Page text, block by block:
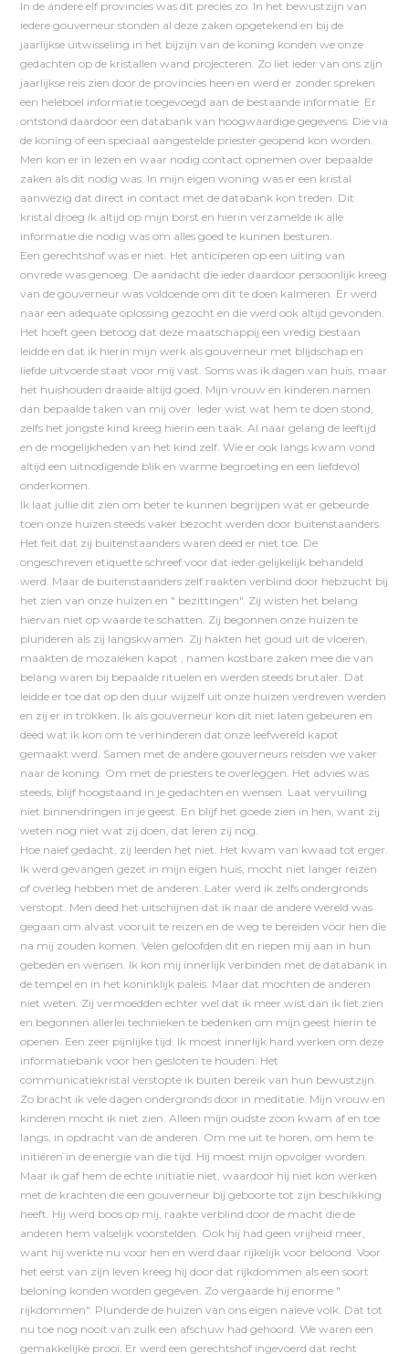
In de andere elf provincies was dit precies zo. In het bewustzijn van
iedere gouverneur stonden al deze zaken opgetekend en bij de
jaarlijkse uitwisseling in het bijzijn van de koning konden we onze
gedachten op de kristallen wand projecteren. Zo liet ieder van ons zijn
jaarlijkse reis zien door de provincies heen en werd er zonder spreken
een heleboel informatie toegevoegd aan de bestaande informatie. Er
ontstond daardoor een databank van hoogwaardige gegevens. Die via
de koning of een speciaal aangestelde priester geopend kon worden.
Men kon er in lezen en waar nodig contact opnemen over bepaalde
zaken als dit nodig was. In mijn eigen woning was er een kristal
aanwezig dat direct in contact met de databank kon treden. Dit
kristal droeg ik altijd op mijn borst en hierin verzamelde ik alle
informatie die nodig was om alles goed te kunnen besturen.
Een gerechtshof was er niet. Het anticiperen op een uiting van
onvrede was genoeg. De aandacht die ieder daardoor persoonlijk kreeg
van de gouverneur was voldoende om dit te doen kalmeren. Er werd
naar een adequate oplossing gezocht en die werd ook altijd gevonden.
Het hoeft geen betoog dat deze maatschappij een vredig bestaan
leidde en dat ik hierin mijn werk als gouverneur met blijdschap en
liefde uitvoerde staat voor mij vast. Soms was ik dagen van huis, maar
het huishouden draaide altijd goed. Mijn vrouw en kinderen namen
dan bepaalde taken van mij over. Ieder wist wat hem te doen stond,
zelfs het jongste kind kreeg hierin een taak. Al naar gelang de leeftijd
en de mogelijkheden van het kind zelf. Wie er ook langs kwam vond
altijd een uitnodigende blik en warme begroeting en een liefdevol
onderkomen.
Ik laat jullie dit zien om beter te kunnen begrijpen wat er gebeurde
toen onze huizen steeds vaker bezocht werden door buitenstaanders.
Het feit dat zij buitenstaanders waren deed er niet toe. De
ongeschreven etiquette schreef voor dat ieder gelijkelijk behandeld
werd. Maar de buitenstaanders zelf raakten verblind door hebzucht bij
het zien van onze huizen en " bezittingen". Zij wisten het belang
hiervan niet op waarde te schatten. Zij begonnen onze huizen te
plunderen als zij langskwamen. Zij hakten het goud uit de vloeren,
maakten de mozaïeken kapot , namen kostbare zaken mee die van
belang waren bij bepaalde rituelen en werden steeds brutaler. Dat
leidde er toe dat op den duur wijzelf uit onze huizen verdreven werden
en zij er in trokken. Ik als gouverneur kon dit niet laten gebeuren en
deed wat ik kon om te verhinderen dat onze leefwereld kapot
gemaakt werd. Samen met de andere gouverneurs reisden we vaker
naar de koning. Om met de priesters te overleggen. Het advies was
steeds; blijf hoogstaand in je gedachten en wensen. Laat vervuiling
niet binnendringen in je geest. En blijf het goede zien in hen, want zij
weten nog niet wat zij doen, dat leren zij nog.
Hoe naïef gedacht, zij leerden het niet. Het kwam van kwaad tot erger.
Ik werd gevangen gezet in mijn eigen huis, mocht niet langer reizen
of overleg hebben met de anderen. Later werd ik zelfs ondergronds
verstopt. Men deed het uitschijnen dat ik naar de andere wereld was
gegaan om alvast vooruit te reizen en de weg te bereiden voor hen die
na mij zouden komen. Velen geloofden dit en riepen mij aan in hun
gebeden en wensen. Ik kon mij innerlijk verbinden met de databank in
de tempel en in het koninklijk paleis. Maar dat mochten de anderen
niet weten. Zij vermoedden echter wel dat ik meer wist dan ik liet zien
en begonnen allerlei technieken te bedenken om mijn geest hierin te
openen. Een zeer pijnlijke tijd. Ik moest innerlijk hard werken om deze
informatiebank voor hen gesloten te houden. Het
communicatiekristal verstopte ik buiten bereik van hun bewustzijn.
Zo bracht ik vele dagen ondergronds door in meditatie. Mijn vrouw en
kinderen mocht ik niet zien. Alleen mijn oudste zoon kwam af en toe
langs, in opdracht van de anderen. Om me uit te horen, om hem te
initiëren in de energie van die tijd. Hij moest mijn opvolger worden.
Maar ik gaf hem de echte initiatie niet, waardoor hij niet kon werken
met de krachten die een gouverneur bij geboorte tot zijn beschikking
heeft. Hij werd boos op mij, raakte verblind door de macht die de
anderen hem valselijk voorstelden. Ook hij had geen vrijheid meer,
want hij werkte nu voor hen en werd daar rijkelijk voor beloond. Voor
het eerst van zijn leven kreeg hij door dat rijkdommen als een soort
beloning konden worden gegeven. Zo vergaarde hij enorme "
rijkdommen". Plunderde de huizen van ons eigen naïeve volk. Dat tot
nu toe nog nooit van zulk een afschuw had gehoord. We waren een
gemakkelijke prooi. Er werd een gerechtshof ingevoerd dat recht